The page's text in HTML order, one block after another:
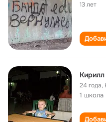
13 лет
24 года,
1 школа